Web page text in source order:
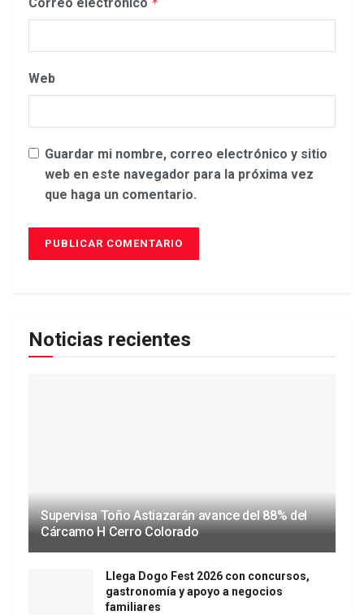
Web
Guardar mi nombre, correo electrónico y sitio
web en este navegador para la próxima vez
que haga un comentario.
Noticias recientes
Supervisa Toño Astiazarán avance del 88% del
Cárcamo H Cerro Colorado
Llega Dogo Fest 2026 con concursos,
gastronomía y apoyo a negocios
familiares